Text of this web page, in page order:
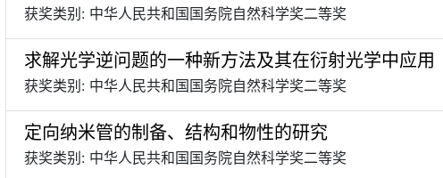
获奖类别: 中华人民共和国国务院自然科学奖二等奖
求解光学逆问题的一种新方法及其在衍射光学中应用
获奖类别: 中华人民共和国国务院自然科学奖二等奖
定向纳米管的制备、结构和物性的研究
获奖类别: 中华人民共和国国务院自然科学奖二等奖